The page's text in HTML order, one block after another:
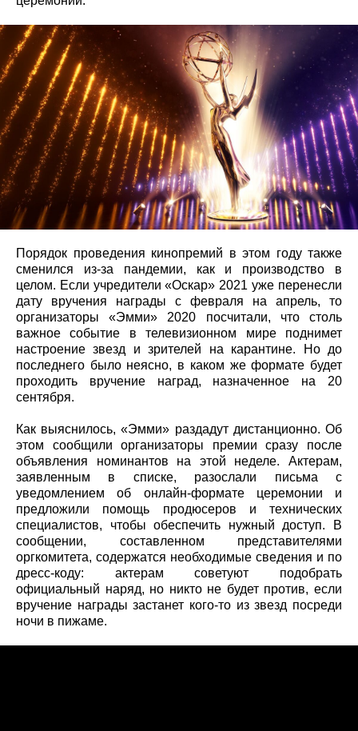
Порядок проведения кинопремий в этом году также
сменился из-за пандемии, как и производство в
целом. Если учредители «Оскар» 2021 уже перенесли
дату вручения награды с февраля на апрель, то
организаторы «Эмми» 2020 посчитали, что столь
важное событие в телевизионном мире поднимет
настроение звезд и зрителей на карантине. Но до
последнего было неясно, в каком же формате будет
проходить вручение наград, назначенное на 20
сентября.
Как выяснилось, «Эмми» раздадут дистанционно. Об
этом сообщили организаторы премии сразу после
объявления номинантов на этой неделе. Актерам,
заявленным в списке, разослали письма с
уведомлением об онлайн-формате церемонии и
предложили помощь продюсеров и технических
специалистов, чтобы обеспечить нужный доступ. В
сообщении, составленном представителями
оргкомитета, содержатся необходимые сведения и по
дресс-коду: актерам советуют подобрать
официальный наряд, но никто не будет против, если
вручение награды застанет кого-то из звезд посреди
ночи в пижаме.